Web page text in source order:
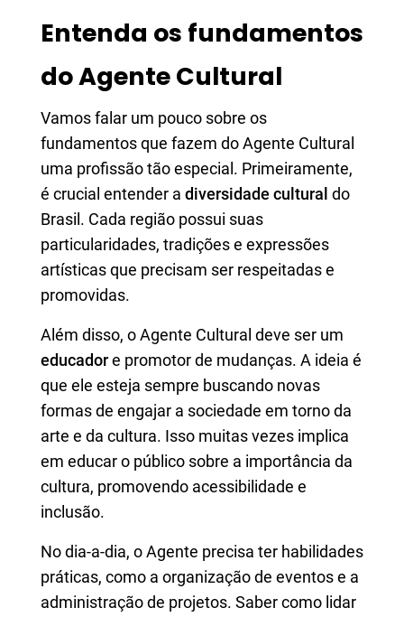
Entenda os fundamentos
do Agente Cultural
Vamos falar um pouco sobre os
fundamentos que fazem do Agente Cultural
uma profissão tão especial. Primeiramente,
é crucial entender a diversidade cultural do
Brasil. Cada região possui suas
particularidades, tradições e expressões
artísticas que precisam ser respeitadas e
promovidas.
Além disso, o Agente Cultural deve ser um
educadore promotor de mudanças. A ideia é
que ele esteja sempre buscando novas
formas de engajar a sociedade em torno da
arte e da cultura. Isso muitas vezes implica
em educar o público sobre a importância da
cultura, promovendo acessibilidade e
inclusão.
No dia-a-dia, o Agente precisa ter habilidades
práticas, como a organização de eventos e a
administração de projetos. Saber como lidar